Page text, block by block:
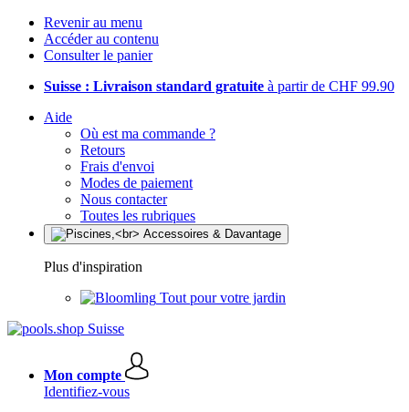
Revenir au menu
Accéder au contenu
Consulter le panier
Suisse : Livraison standard gratuite à partir de CHF 99.90
Aide
Où est ma commande ?
Retours
Frais d'envoi
Modes de paiement
Nous contacter
Toutes les rubriques
Plus d'inspiration
Tout pour votre jardin
Mon compte
Identifiez-vous